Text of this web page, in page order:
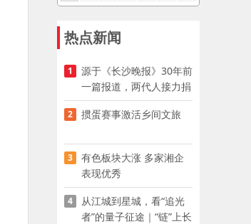
热点新闻
1
源于《长沙晚报》30年前
一篇报道，两代人接力捐
资助学
2 掼蛋赛事激活乡间文旅
3
有色板块大涨 多家湘企
表现优秀
4
从江城到星城，看“追光
者”的量子征途｜“链”上长